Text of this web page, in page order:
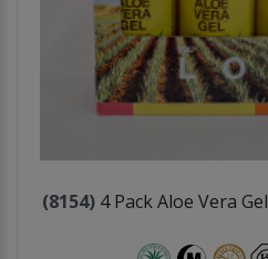
(8154) 4 Pack Aloe Vera Gel